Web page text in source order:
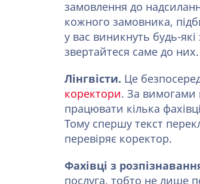
замовлення до
кожного замовника,
у вас виникнуть будь-
звертайтеся саме до них.
Лінгвісти. Це
коректори. За вимогами
працювати кілька
Тому спершу текст
перевіряє коректор.
Фахівці з
послуга, тобто не лише